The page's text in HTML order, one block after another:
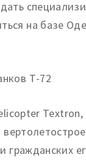
на базе
Т-72
Textron,
гражданских